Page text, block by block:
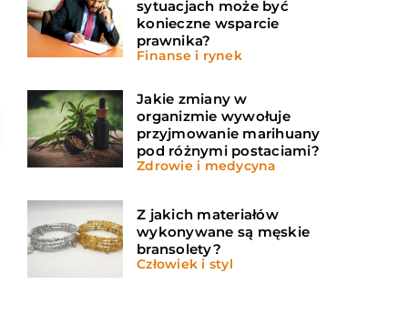
sytuacjach może być
konieczne wsparcie
prawnika?
Finanse i rynek
Jakie zmiany w
organizmie wywołuje
przyjmowanie marihuany
pod różnymi postaciami?
Zdrowie i medycyna
Z jakich materiałów
wykonywane są męskie
bransolety?
Człowiek i styl